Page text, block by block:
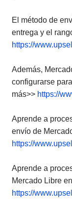
El método de
entrega y el
https://
Además,
configurarse
más>> https://
Aprende a
envío de
https://
Aprende a
Mercado Libre
https://